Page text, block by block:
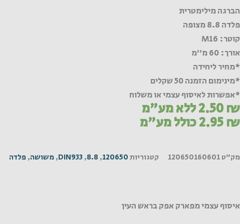
הברגה מילימטרית
פלדה 8.8 מצופה
קוטר: M16
אורך: 60 מ"מ
*מחיר ליחידה
*מינימום הזמנה 50 שקלים
*אפשרות לאיסוף עצמי או משלוח
2.50₪ ללא מע"מ
2.95₪ כולל מע"מ
מק"ט120650160601 קטגוריות120650
,
8.8
,
DIN933
, משושה, פלדה
איסוף עצמי מפארק אפק בראש העין